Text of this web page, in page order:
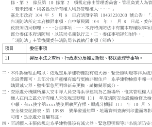
條、第 3 條及第 10 條第 2 項規定係由管理委員會、管理負責人為管
；若未授權，則各區分所有權人均為管理權人……。」
臺北市政府 104 年 5 月 8 日府消預字第 10433220200 號公告：「
告消防法所定本府權限事項，自中華民國 104 年 5 月 8 日起，委任
政府消防局辦理。……公告事項：一、本府將消防法中有關本府權限事項
部分委任本府消防局，以該局名義執行之。二、委任事項詳如附件。」
「消防法」主管機關委任消防局名義執行事項（節略）
項目 委任事項
11
違反本法之查察、行政處分及獨立訴訟、移送處理等事項。
二、本件訴願理由略以：依規定系爭建物僅設有滅火器、緊急照明燈等非系統
全設備即可，且部分住戶產權有進行更換非原住戶；系爭建物檢修申報一
購買滅火器、壁掛緊急照明燈新品更換，請撤銷原處分。
三、查原處分機關所屬大安中隊人員查得系爭建物為乙類場所，惟其管理權人
願人在內之區分所有權人未依規定辦理 111 年度消防安全設備檢修及檢
申報，有xx使字第xxxx號使用執照存根、原處分機關 111 年 10 月
安全檢查紀錄表、第 10989 號舉發通知單、地籍資料查詢列印畫面等影
可稽，是原處分自屬有據。
四、至訴願人主張依規定系爭建物僅設有滅火器、緊急照明燈等非系統消防安